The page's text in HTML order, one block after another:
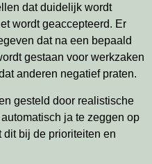
dat duidelijk wordt
wordt geaccepteerd. Er
dat na een bepaald
gestaan voor werkzaken
anderen negatief praten.
gesteld door realistische
ja te zeggen op
dit bij de prioriteiten en